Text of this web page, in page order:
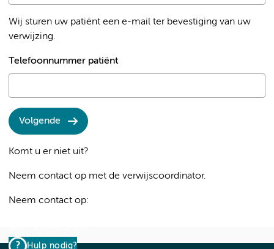
Wij sturen uw patiënt een e-mail ter bevestiging van uw
verwijzing.
Telefoonnummer patiënt
Volgende
Komt u er niet uit?
Neem contact op met de verwijscoordinator.
Neem contact op:
Hulp nodig?